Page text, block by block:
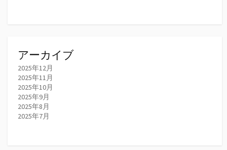
アーカイブ
2025年12月
2025年11月
2025年10月
2025年9月
2025年8月
2025年7月